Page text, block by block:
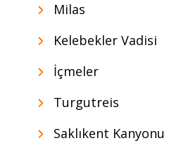
Milas
Kelebekler Vadisi
İçmeler
Turgutreis
Saklıkent Kanyonu